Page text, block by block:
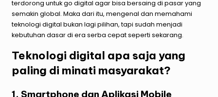
terdorong untuk go digital agar bisa bersaing di pasar yang
semakin global. Maka dari itu, mengenal dan memahami
teknologi digital bukan lagi pilihan, tapi sudah menjadi
kebutuhan dasar di era serba cepat seperti sekarang.
Teknologi digital apa saja yang
paling di minati masyarakat?
1. Smartphone dan Aplikasi Mobile